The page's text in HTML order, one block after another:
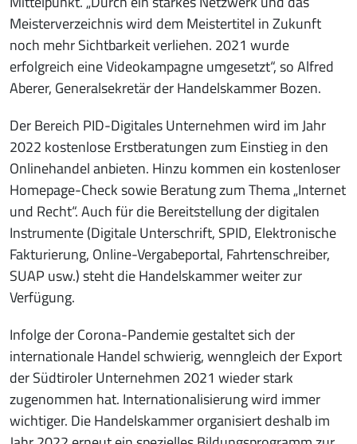
Meisterverzeichnis wird dem Meistertitel in Zukunft
noch mehr Sichtbarkeit verliehen. 2021 wurde
erfolgreich eine Videokampagne umgesetzt“, so Alfred
Aberer, Generalsekretär der Handelskammer Bozen.
Der Bereich PID-Digitales Unternehmen wird im Jahr
2022 kostenlose Erstberatungen zum Einstieg in den
Onlinehandel anbieten. Hinzu kommen ein kostenloser
Homepage-Check sowie Beratung zum Thema „Internet
und Recht“. Auch für die Bereitstellung der digitalen
Instrumente (Digitale Unterschrift, SPID, Elektronische
Fakturierung, Online-Vergabeportal, Fahrtenschreiber,
SUAP usw.) steht die Handelskammer weiter zur
Verfügung.
Infolge der Corona-Pandemie gestaltet sich der
internationale Handel schwierig, wenngleich der Export
der Südtiroler Unternehmen 2021 wieder stark
zugenommen hat. Internationalisierung wird immer
wichtiger. Die Handelskammer organisiert deshalb im